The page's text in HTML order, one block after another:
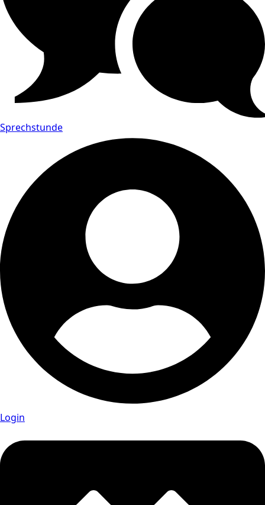
Sprechstunde
Login